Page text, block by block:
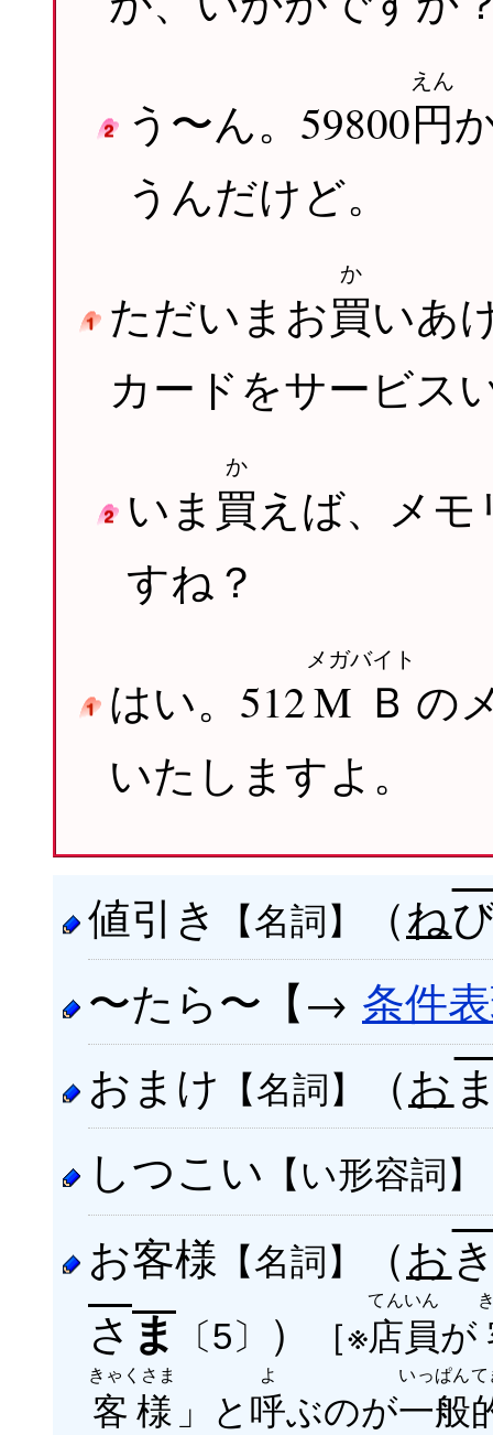
う〜ん。59800円
えん
うんだけど。
ただいまお買
か
いあ
カードをサービス
いま 買
か
えば、メ
すね？
はい。512MＢ
メガバイト
の
いたしますよ。
値引き 【名詞】 （ね
〜たら〜【→ 条件
おまけ 【名詞】 （お
しつこい 【い形容詞】
お客様 【名詞】 （お
さ ま 〔5〕 ） ［※店員
てんいん
が
客様
きゃくさま
」と 呼
よ
ぶのが一般
いっぱんて